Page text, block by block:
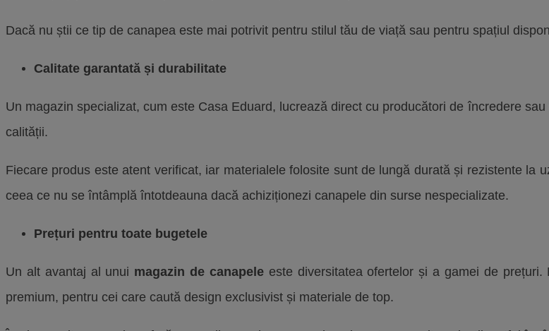
Dacă nu știi ce tip de canapea este mai potrivit pentru stilul tău de viață sau pentru spațiul
Calitate garantată și durabilitate
Un magazin specializat, cum este Casa Eduard, lucrează direct cu producători de încredere
calității.
Fiecare produs este atent verificat, iar materialele folosite sunt de lungă durată și rezistente la
ceea ce nu se întâmplă întotdeauna dacă achiziționezi canapele din surse nespecializate.
Prețuri pentru toate bugetele
Un alt avantaj al unui magazin de canapeleeste diversitatea ofertelor și a gamei de prețuri.
premium, pentru cei care caută design exclusivist și materiale de top.